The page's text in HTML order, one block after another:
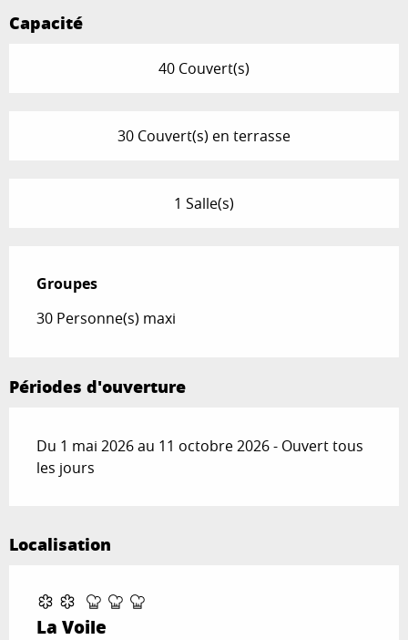
Capacité
40 Couvert(s)
30 Couvert(s) en terrasse
1 Salle(s)
Groupes
Groupes
30 Personne(s) maxi
Périodes d'ouverture
Du 1 mai 2026 au 11 octobre 2026 - Ouvert tous
les jours
Localisation
La Voile